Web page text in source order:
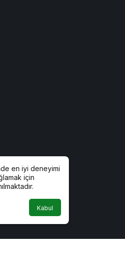
en iyi deneyimi
için
Kabul